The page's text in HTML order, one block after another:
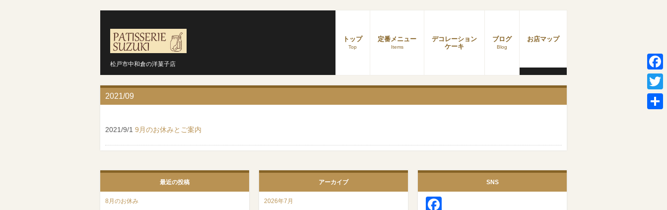
松戸市中和倉の洋菓子店
トップ
Top
定番メニュー
Items
デコレーション
ケーキ
ブログ
Blog
お店マップ
2021/09
2021/9/1 9月のお休みとご案内
最近の投稿
8月のお休み
アーカイブ
2026年7月
SNS
Twitter